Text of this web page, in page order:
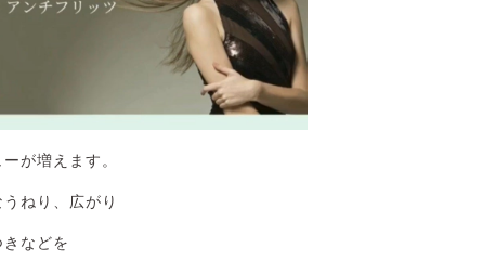
が増えます。
ねり、広がり
などを